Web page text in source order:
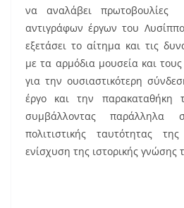
να αναλάβει
αντιγράφων έργων του
εξετάσει το αίτημα και τις
με τα αρμόδια μουσεία και τους
για την ουσιαστικότερη
έργο και την παρακαταθήκη
συμβάλλοντας παράλληλα
πολιτιστικής ταυτότητας
ενίσχυση της ιστορικής γνώσης